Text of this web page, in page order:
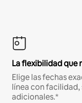
La flexibilidad que
Elige las fechas
línea con
adicionales.*